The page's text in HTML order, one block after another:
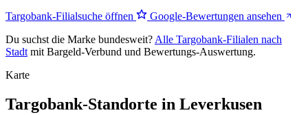
Targobank-Filialsuche öffnen
Google-Bewertungen ansehen
Du suchst die Marke bundesweit? Alle Targobank-Filialen nach
Stadt mit Bargeld-Verbund und Bewertungs-Auswertung.
Karte
Targobank-Standorte in Leverkusen